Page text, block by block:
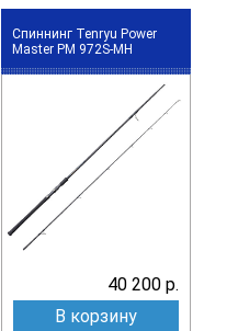
Спиннинг Tenryu Power
Master PM 972S-MH
40 200 р.
В корзину